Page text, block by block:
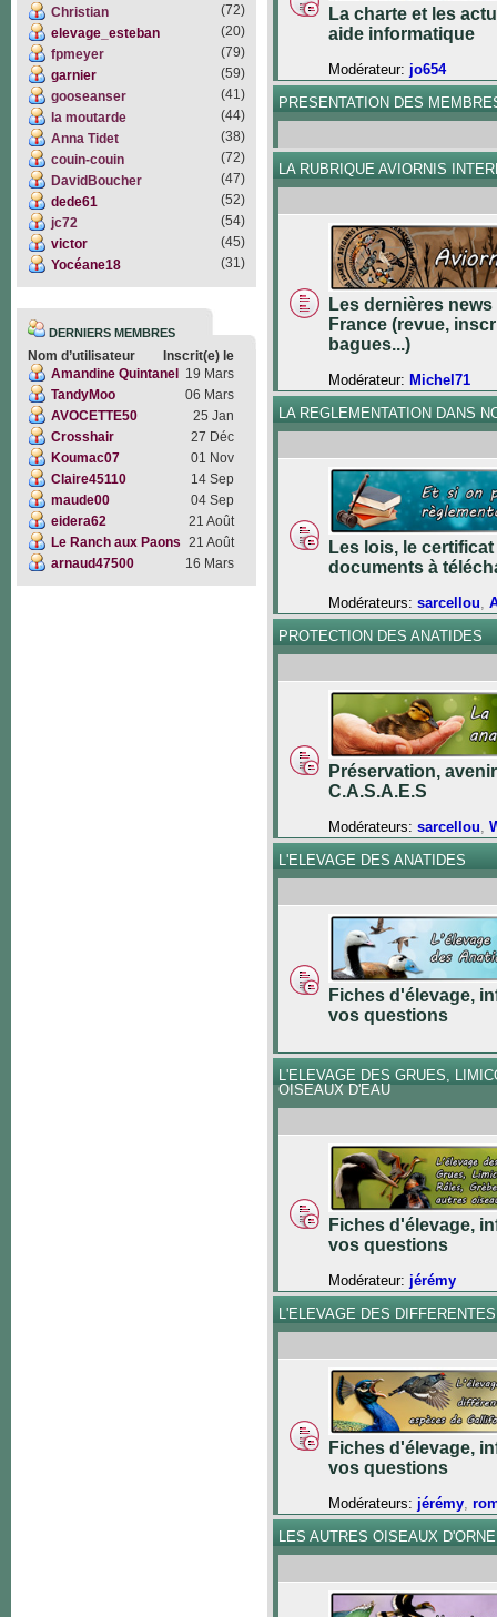
Christian
(72)
elevage_esteban
(20)
fpmeyer
(79)
garnier
(59)
gooseanser
(41)
la moutarde
(44)
Anna Tidet
(38)
couin-couin
(72)
DavidBoucher
(47)
dede61
(52)
jc72
(54)
victor
(45)
Yocéane18
(31)
DERNIERS MEMBRES
Nom d’utilisateur
Inscrit(e) le
Amandine Quintanel
19 Mars
TandyMoo
06 Mars
AVOCETTE50
25 Jan
Crosshair
27 Déc
Koumac07
01 Nov
Claire45110
14 Sep
maude00
04 Sep
eidera62
21 Août
Le Ranch aux Paons 21 Août
arnaud47500
16 Mars
La charte et les
aide informatique
Modérateur: jo654
PRESENTATION DES
LA RUBRIQUE AVIORNIS
Les dernières
France (revue,
bagues...)
Modérateur: Michel71
LA REGLEMENTATION DANS
Les lois, le
documents à
Modérateurs: sarcellou,
PROTECTION DES ANATIDES
Préservation,
C.A.S.A.E.S
Modérateurs: sarcellou,
L'ELEVAGE DES ANATIDES
Fiches d'élevage,
vos questions
L'ELEVAGE DES GRUES,
OISEAUX D'EAU
Fiches d'élevage,
vos questions
Modérateur: jérémy
L'ELEVAGE DES
Fiches d'élevage,
vos questions
Modérateurs: jérémy,
LES AUTRES OISEAUX